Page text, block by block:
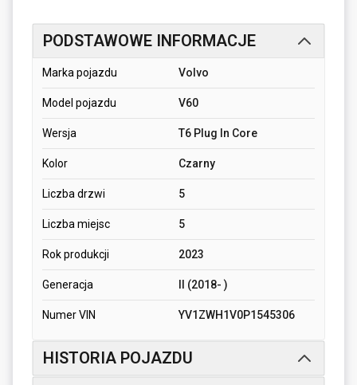
PODSTAWOWE INFORMACJE
Marka pojazdu Volvo
Model pojazdu V60
Wersja T6 Plug In Core
Kolor Czarny
Liczba drzwi 5
Liczba miejsc 5
Rok produkcji 2023
Generacja II (2018- )
Numer VIN YV1ZWH1V0P1545306
HISTORIA POJAZDU